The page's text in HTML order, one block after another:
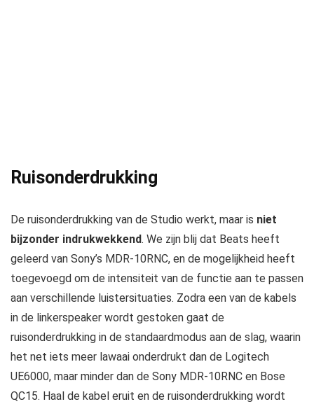
Ruisonderdrukking
De ruisonderdrukking van de Studio werkt, maar is niet
bijzonder indrukwekkend. We zijn blij dat Beats heeft
geleerd van Sony’s MDR-10RNC, en de mogelijkheid heeft
toegevoegd om de intensiteit van de functie aan te passen
aan verschillende luistersituaties. Zodra een van de kabels
in de linkerspeaker wordt gestoken gaat de
ruisonderdrukking in de standaardmodus aan de slag, waarin
het net iets meer lawaai onderdrukt dan de Logitech
UE6000, maar minder dan de Sony MDR-10RNC en Bose
QC15. Haal de kabel eruit en de ruisonderdrukking wordt